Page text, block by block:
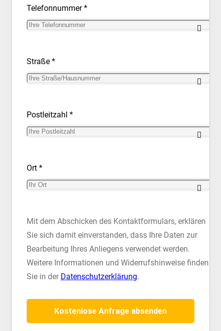
Telefonnummer *
Straße *
Postleitzahl *
Ort *
Mit dem Abschicken des Kontaktformulars, erklären
Sie sich damit einverstanden, dass Ihre Daten zur
Bearbeitung Ihres Anliegens verwendet werden.
Weitere Informationen und Widerrufshinweise finden
Sie in der Datenschutzerklärung.